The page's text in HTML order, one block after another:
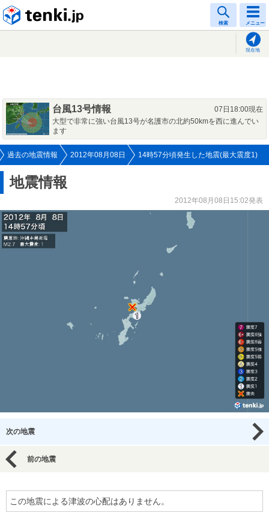
検索 メニュー
現在地
台風13号情報
07日18:00現在
大型で非常に強い台風13号が名護市の北約50kmを西に進んでい
ます
過去の地震情報 2012年08月08日 14時57分頃発生した地震(最大震度1)
地震情報
2012年08月08日15:02発表
次の地震
前の地震
この地震による津波の心配はありません。